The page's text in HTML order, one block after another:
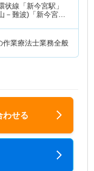
状線「新今宮駅」
－難波)「新今宮
作業療法士業務全般
わせる